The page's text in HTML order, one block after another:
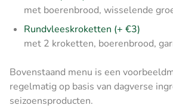
met boerenbrood, wisselende
Rundvleeskroketten (+ €3)
met 2 kroketten, boerenbrood,
Bovenstaand menu is een
regelmatig op basis van dagverse
seizoensproducten.